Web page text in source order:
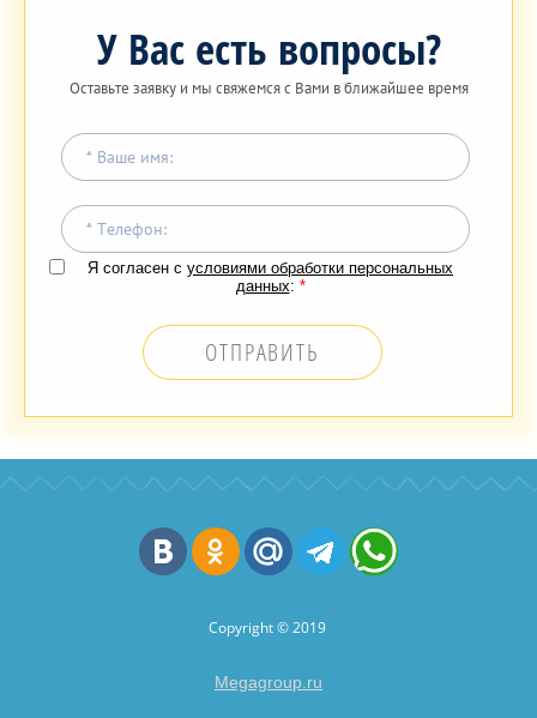
У Вас есть вопросы?
Оставьте заявку и мы свяжемся с Вами в ближайшее время
Я согласен с условиями обработки персональных
данных: *
ОТПРАВИТЬ
Copyright © 2019
Megagroup.ru